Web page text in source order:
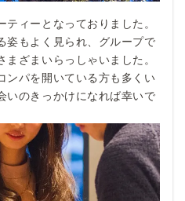
ィーとなっておりました。
姿もよく見られ、グループで
ざまいらっしゃいました。
ンパを開いている方も多くい
いのきっかけになれば幸いで